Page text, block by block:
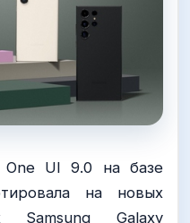
One UI 9.0 на базе
на новых
Samsung Galaxy